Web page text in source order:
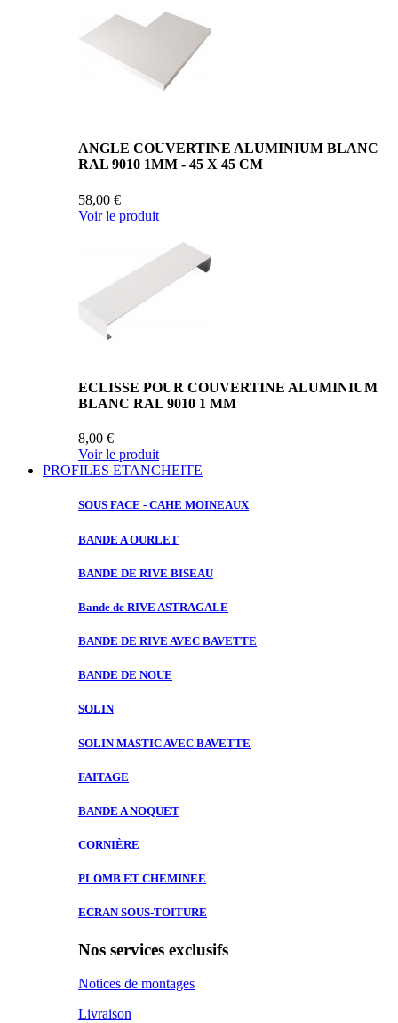
ANGLE COUVERTINE ALUMINIUM BLANC
RAL 9010 1MM - 45 X 45 CM
58,00 €
Voir le produit
ECLISSE POUR COUVERTINE ALUMINIUM
BLANC RAL 9010 1 MM
8,00 €
Voir le produit
PROFILES ETANCHEITE
SOUS FACE - CAHE MOINEAUX
BANDE AOURLET
BANDE DE RIVE BISEAU
Bande de RIVE ASTRAGALE
BANDE DE RIVE AVEC BAVETTE
BANDE DE NOUE
SOLIN
SOLIN MASTIC AVEC BAVETTE
FAITAGE
BANDE ANOQUET
CORNIÈRE
PLOMB ET CHEMINEE
ECRAN SOUS-TOITURE
Nos services exclusifs
Notices de montages
Livraison